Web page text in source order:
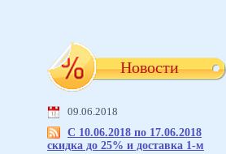
Новости
09.06.2018
С 10.06.2018 по 17.06.2018
скидка до 25% и доставка 1-м